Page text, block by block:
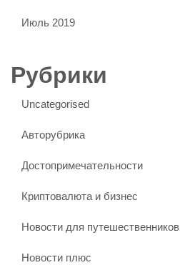
Июль 2019
Рубрики
Uncategorised
Авторубрика
Достопримечательности
Криптовалюта и бизнес
Новости для путешественников
Новости плюс